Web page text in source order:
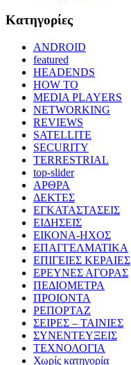
Kατηγορίες
ANDROID
featured
HEADENDS
HOW TO
MEDIA PLAYERS
NETWORKING
REVIEWS
SATELLITE
SECURITY
TERRESTRIAL
top-slider
ΑΡΘΡΑ
ΔΕΚΤΕΣ
ΕΓΚΑΤΑΣΤΑΣΕΙΣ
ΕΙΔΗΣΕΙΣ
ΕΙΚΟΝΑ-ΗΧΟΣ
ΕΠΑΓΓΕΛΜΑΤΙΚΑ
ΕΠΙΓΕΙΕΣ ΚΕΡΑΙΕΣ
ΕΡΕΥΝΕΣ ΑΓΟΡΑΣ
ΠΕΔΙΟΜΕΤΡΑ
ΠΡΟΙΟΝΤΑ
ΡΕΠΟΡΤΑΖ
ΣΕΙΡΕΣ – ΤΑΙΝΙΕΣ
ΣΥΝΕΝΤΕΥΞΕΙΣ
ΤΕΧΝΟΛΟΓΙΑ
Χωρίς κατηγορία